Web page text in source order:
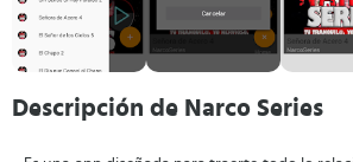
Descripción de Narco Series